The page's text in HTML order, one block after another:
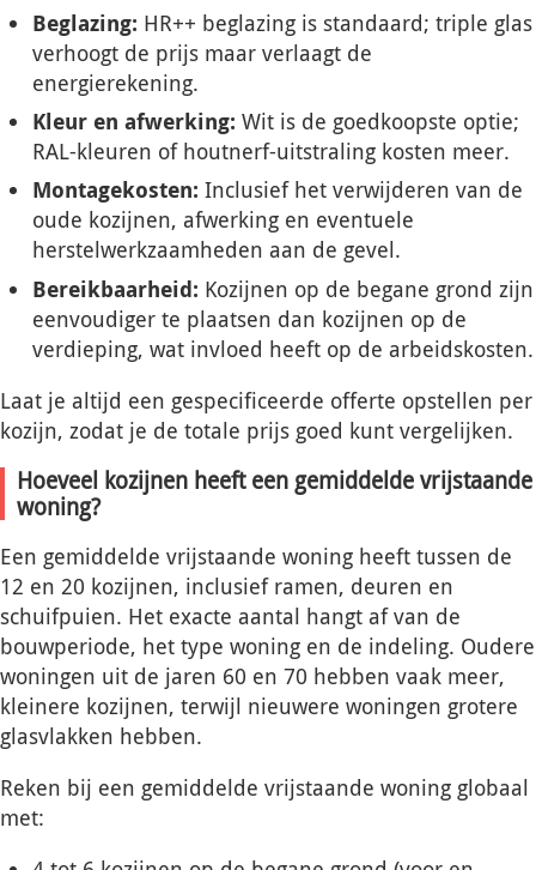
Beglazing: HR++ beglazing is standaard; triple glas
verhoogt de prijs maar verlaagt de
energierekening.
Kleur en afwerking: Wit is de goedkoopste optie;
RAL-kleuren of houtnerf-uitstraling kosten meer.
Montagekosten: Inclusief het verwijderen van de
oude kozijnen, afwerking en eventuele
herstelwerkzaamheden aan de gevel.
Bereikbaarheid: Kozijnen op de begane grond zijn
eenvoudiger te plaatsen dan kozijnen op de
verdieping, wat invloed heeft op de arbeidskosten.
Laat je altijd een gespecificeerde offerte opstellen per
kozijn, zodat je de totale prijs goed kunt vergelijken.
Hoeveel kozijnen heeft een gemiddelde vrijstaande
woning?
Een gemiddelde vrijstaande woning heeft tussen de
12 en 20 kozijnen, inclusief ramen, deuren en
schuifpuien. Het exacte aantal hangt af van de
bouwperiode, het type woning en de indeling. Oudere
woningen uit de jaren 60 en 70 hebben vaak meer,
kleinere kozijnen, terwijl nieuwere woningen grotere
glasvlakken hebben.
Reken bij een gemiddelde vrijstaande woning globaal
met: